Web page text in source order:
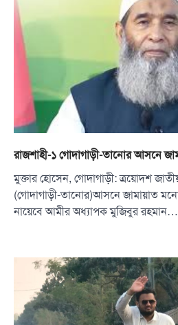
রাজশাহী-১ গোদাগাড়ী-তানোর আসনে
মুক্তার হোসেন, গোদাগাড়ী: ত্রয়োদশ
(গোদাগাড়ী-তানোর)আসনে জামায়াত
নায়েবে আমীর অধ্যাপক মুজিবুর রহমান…